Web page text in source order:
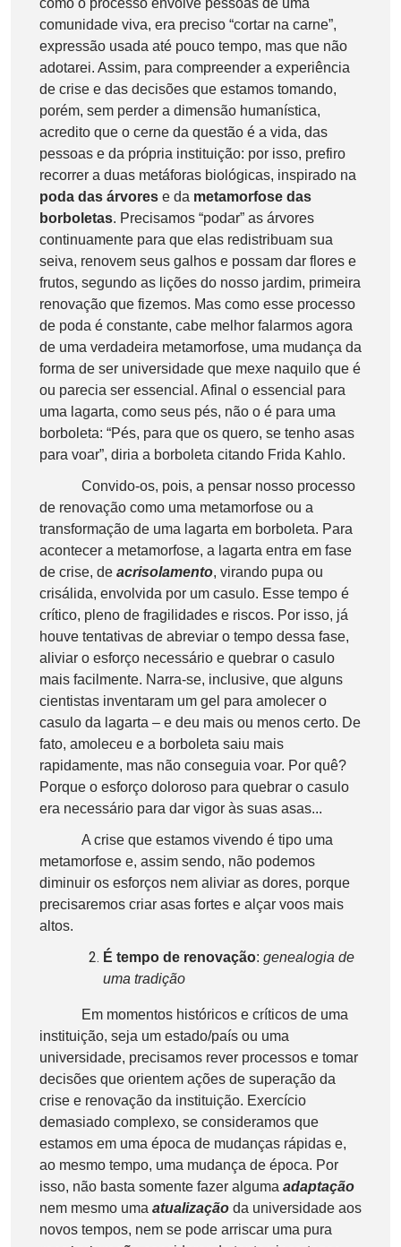
como o processo envolve pessoas de uma
comunidade viva, era preciso “cortar na carne”,
expressão usada até pouco tempo, mas que não
adotarei. Assim, para compreender a experiência
de crise e das decisões que estamos tomando,
porém, sem perder a dimensão humanística,
acredito que o cerne da questão é a vida, das
pessoas e da própria instituição: por isso, prefiro
recorrer a duas metáforas biológicas, inspirado na
poda das árvores e da metamorfose das
borboletas. Precisamos “podar” as árvores
continuamente para que elas redistribuam sua
seiva, renovem seus galhos e possam dar flores e
frutos, segundo as lições do nosso jardim, primeira
renovação que fizemos. Mas como esse processo
de poda é constante, cabe melhor falarmos agora
de uma verdadeira metamorfose, uma mudança da
forma de ser universidade que mexe naquilo que é
ou parecia ser essencial. Afinal o essencial para
uma lagarta, como seus pés, não o é para uma
borboleta: “Pés, para que os quero, se tenho asas
para voar”, diria a borboleta citando Frida Kahlo.
Convido-os, pois, a pensar nosso processo
de renovação como uma metamorfose ou a
transformação de uma lagarta em borboleta. Para
acontecer a metamorfose, a lagarta entra em fase
de crise, de acrisolamento, virando pupa ou
crisálida, envolvida por um casulo. Esse tempo é
crítico, pleno de fragilidades e riscos. Por isso, já
houve tentativas de abreviar o tempo dessa fase,
aliviar o esforço necessário e quebrar o casulo
mais facilmente. Narra-se, inclusive, que alguns
cientistas inventaram um gel para amolecer o
casulo da lagarta – e deu mais ou menos certo. De
fato, amoleceu e a borboleta saiu mais
rapidamente, mas não conseguia voar. Por quê?
Porque o esforço doloroso para quebrar o casulo
era necessário para dar vigor às suas asas...
A crise que estamos vivendo é tipo uma
metamorfose e, assim sendo, não podemos
diminuir os esforços nem aliviar as dores, porque
precisaremos criar asas fortes e alçar voos mais
altos.
É tempo de renovação: genealogia de
uma tradição
Em momentos históricos e críticos de uma
instituição, seja um estado/país ou uma
universidade, precisamos rever processos e tomar
decisões que orientem ações de superação da
crise e renovação da instituição. Exercício
demasiado complexo, se consideramos que
estamos em uma época de mudanças rápidas e,
ao mesmo tempo, uma mudança de época. Por
isso, não basta somente fazer alguma adaptação
nem mesmo uma atualização da universidade aos
novos tempos, nem se pode arriscar uma pura